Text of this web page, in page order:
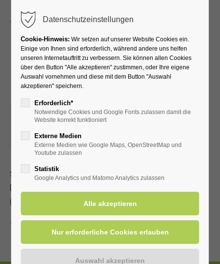
Kreativkurs mit Pia-Marie
und Petra
13.05.2025, 19:00–21:00
UNTERGESCHOSS
Sommer, Sonne, Strand mit Stempeltechnik, malen und
Deko
(Dauer ca. 1 – 2 Stunden)
Zurück
Datenschutzeinstellungen
Cookie-Hinweis: Wir setzen auf unserer Website Cookies ein.
Einige von Ihnen sind erforderlich, während andere uns helfen
unseren Internetauftritt zu verbessern. Sie können allen Cookies
über den Button "Alle akzeptieren" zustimmen, oder Ihre eigene
Auswahl vornehmen und diese mit dem Button "Auswahl
akzeptieren" speichern.
Erforderlich*
Notwendige Cookies und Google Fonts zulassen damit die
Website korrekt funktioniert
Externe Medien
Externe Medien wie Google Maps, OpenStreetMap und
Youtube zulassen
Statistik
Google Analytics und Matomo Analytics zulassen